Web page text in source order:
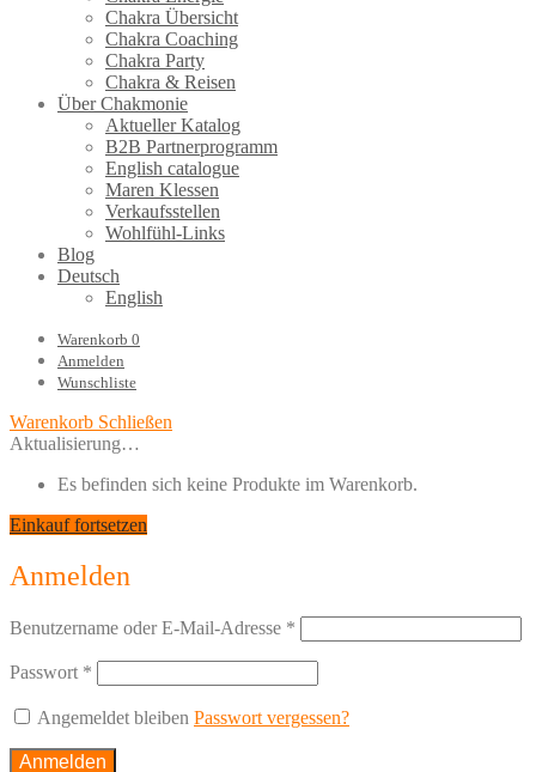
Chakra Übersicht
Chakra Coaching
Chakra Party
Chakra & Reisen
Über Chakmonie
Aktueller Katalog
B2B Partnerprogramm
English catalogue
Maren Klessen
Verkaufsstellen
Wohlfühl-Links
Blog
Deutsch
English
Warenkorb 0
Anmelden
Wunschliste
Warenkorb Schließen
Aktualisierung…
Es befinden sich keine Produkte im Warenkorb.
Einkauf fortsetzen
Anmelden
Benutzername oder E-Mail-Adresse *
Passwort *
Angemeldet bleiben Passwort vergessen?
Anmelden